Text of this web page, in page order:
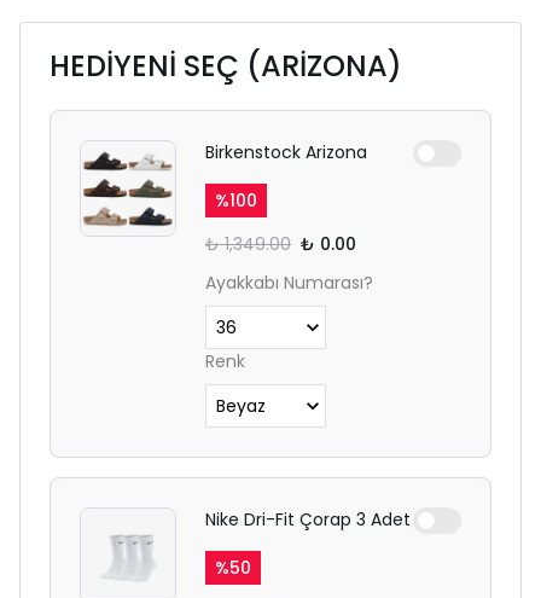
HEDİYENİ SEÇ (ARİZONA)
Birkenstock Arizona
%100
₺ 1,349.00 ₺ 0.00
Ayakkabı Numarası?
Renk
Nike Dri-Fit Çorap 3 Adet
%50